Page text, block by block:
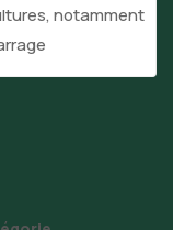
notamment